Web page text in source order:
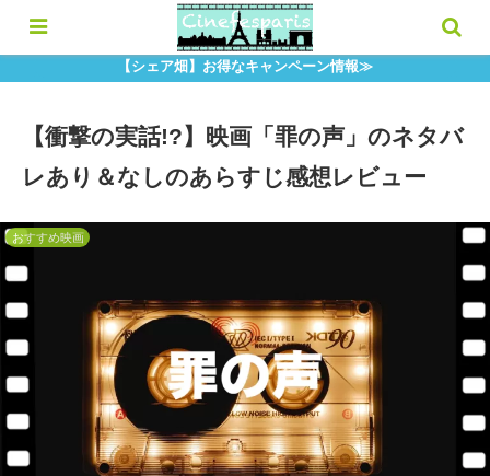
【シェア畑】お得なキャンペーン情報≫
【衝撃の実話!?】映画「罪の声」のネタバ
レあり＆なしのあらすじ感想レビュー
おすすめ映画